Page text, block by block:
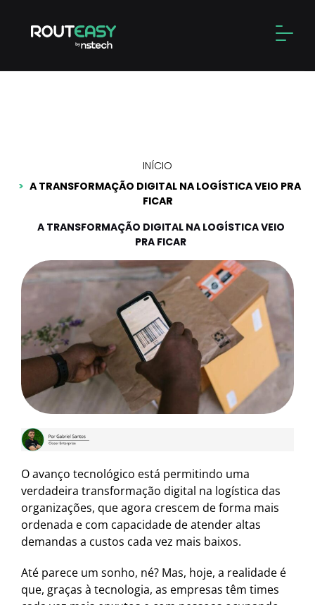
content
INÍCIO
A TRANSFORMAÇÃO DIGITAL NA LOGÍSTICA VEIO PRA
FICAR
A TRANSFORMAÇÃO DIGITAL NA LOGÍSTICA VEIO
PRA FICAR
O avanço tecnológico está permitindo uma
verdadeira transformação digital na logística das
organizações, que agora crescem de forma mais
ordenada e com capacidade de atender altas
demandas a custos cada vez mais baixos.
Até parece um sonho, né? Mas, hoje, a realidade é
que, graças à tecnologia, as empresas têm times